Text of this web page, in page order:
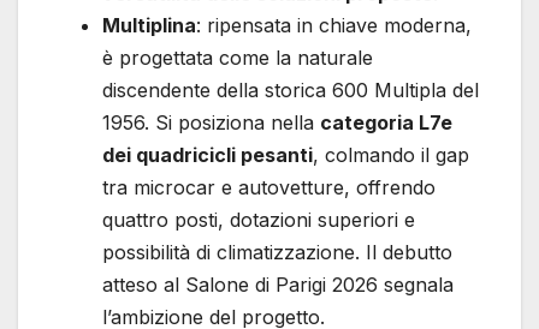
Multiplina: ripensata in chiave moderna,
è progettata come la naturale
discendente della storica 600 Multipla del
1956. Si posiziona nella categoria L7e
dei quadricicli pesanti, colmando il gap
tra microcar e autovetture, offrendo
quattro posti, dotazioni superiori e
possibilità di climatizzazione. Il debutto
atteso al Salone di Parigi 2026 segnala
l’ambizione del progetto.